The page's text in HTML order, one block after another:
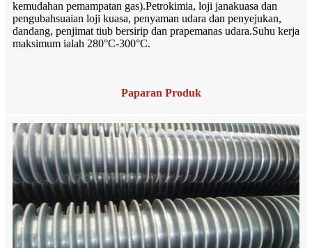
kemudahan pemampatan gas).Petrokimia, loji janakuasa dan
pengubahsuaian loji kuasa, penyaman udara dan penyejukan,
dandang, penjimat tiub bersirip dan prapemanas udara.Suhu kerja
maksimum ialah 280°C-300°C.
Paparan Produk